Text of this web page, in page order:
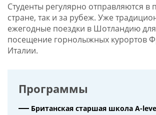
Студенты регулярно отправляются в
стране, так и за рубеж. Уже
ежегодные поездки в Шотландию
посещение горнолыжных курортов
Италии.
Программы
Британская старшая школа A-